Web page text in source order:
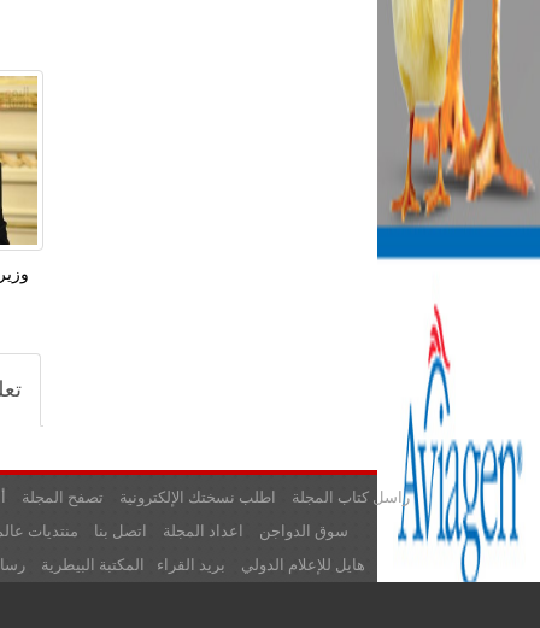
وزير
تصفح المجلة اطلب نسختك الإلكترونية
راسل كتاب المجلة
منتديات
اتصل بنا اعداد المجلة
سوق الدواجن
المكتبة البيطرية بريد القراء هايل للإعلام الدولي